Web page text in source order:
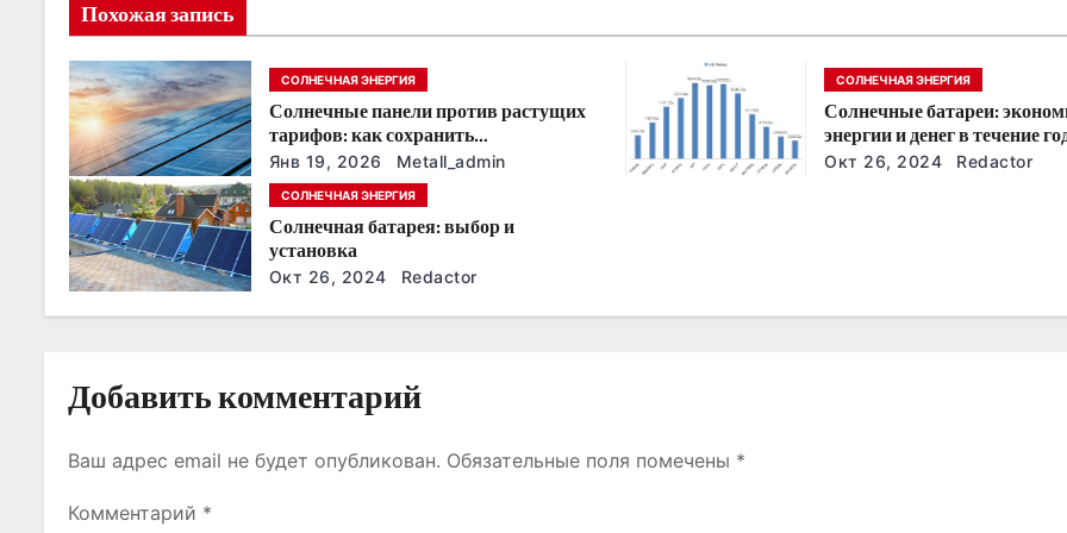
я
п
о
з
а
п
с
я
м
Похожая запись
СОЛНЕЧНАЯ ЭНЕРГИЯ
Солнечные панели против растущих
тарифов: как сохранить
энергонезависимость в ближайшие
годы
Янв 19, 2026 Metall_admin
СОЛНЕЧНАЯ ЭНЕРГИЯ
Солнечные батареи:
энергии и денег в течение
Окт 26, 2024 Redactor
СОЛНЕЧНАЯ ЭНЕРГИЯ
Солнечная батарея: выбор и
установка
Окт 26, 2024 Redactor
Добавить комментарий
Ваш адрес email не будет опубликован. Обязательные поля помечены *
Комментарий *